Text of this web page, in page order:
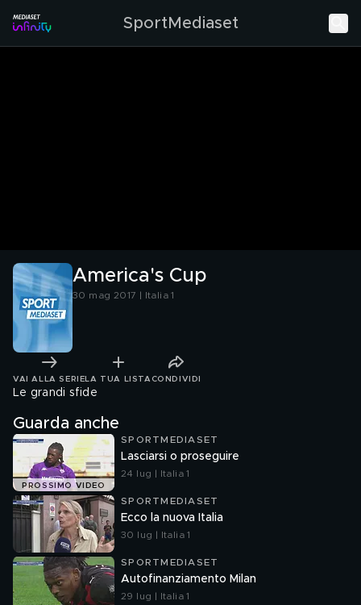
SportMediaset
America's Cup
30 mag 2017 | Italia 1
VAI ALLA SERIE LA TUA LISTA CONDIVIDI
Le grandi sfide
Guarda anche
PROSSIMO VIDEO
SPORTMEDIASET
Lasciarsi o proseguire
24 lug | Italia 1
SPORTMEDIASET
Ecco la nuova Italia
30 lug | Italia 1
SPORTMEDIASET
Autofinanziamento Milan
29 lug | Italia 1